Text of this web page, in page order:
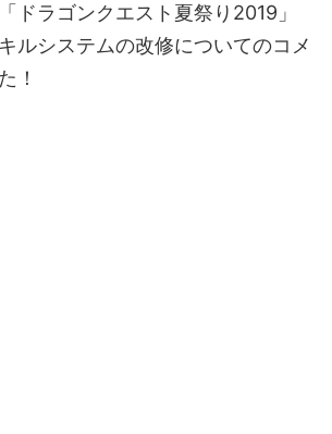
ドラゴンクエスト夏祭り2019」
ルシステムの改修についてのコメ
！